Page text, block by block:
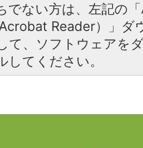
でない方は、左記の
Reader）」ダ
て、ソフトウェアを
してください。